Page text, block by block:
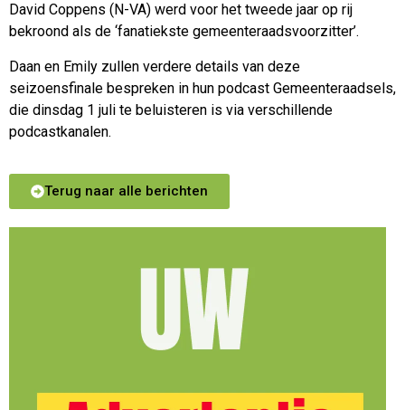
David Coppens (N-VA) werd voor het tweede jaar op rij
bekroond als de ‘fanatiekste gemeenteraadsvoorzitter’.
Daan en Emily zullen verdere details van deze
seizoensfinale bespreken in hun podcast Gemeenteraadsels,
die dinsdag 1 juli te beluisteren is via verschillende
podcastkanalen.
Terug naar alle berichten